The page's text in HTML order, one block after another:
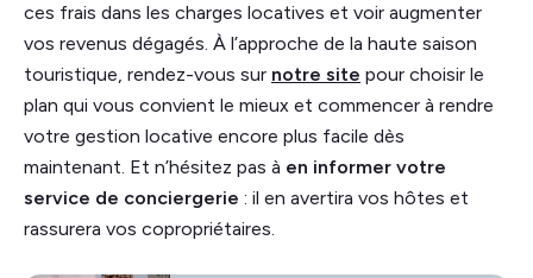
ces frais dans les charges locatives et voir augmenter
vos revenus dégagés. À l’approche de la haute saison
touristique, rendez-vous sur notre site pour choisir le
plan qui vous convient le mieux et commencer à rendre
votre gestion locative encore plus facile dès
maintenant. Et n’hésitez pas à en informer votre
service de conciergerie : il en avertira vos hôtes et
rassurera vos copropriétaires.